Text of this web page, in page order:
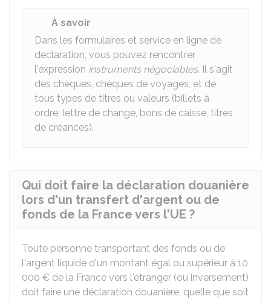
À savoir
Dans les formulaires et service en ligne de
déclaration, vous pouvez rencontrer
l'expression instruments négociables. Il s'agit
des chèques, chèques de voyages, et de
tous types de titres ou valeurs (billets à
ordre, lettre de change, bons de caisse, titres
de créances).
Qui doit faire la déclaration douanière
lors d'un transfert d'argent ou de
fonds de la France vers l'UE ?
Toute personne transportant des fonds ou de
l'argent liquide d'un montant égal ou supérieur à 10
000 € de la France vers l'étranger (ou inversement)
doit faire une déclaration douanière, quelle que soit